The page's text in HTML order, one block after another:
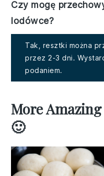
Czy mogę
lodówce?
Tak, resztki można
przez 2-3 dni.
podaniem.
More
🙂